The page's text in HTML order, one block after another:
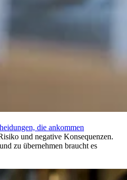
die ankommen
und negative Konsequenzen.
zu übernehmen braucht es